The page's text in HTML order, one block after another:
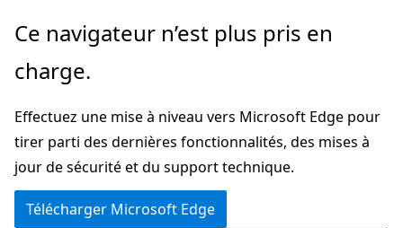
Passer
directement
au
principal
Ce navigateur n’est plus pris en
charge.
Effectuez une mise à niveau vers Microsoft Edge pour
tirer parti des dernières fonctionnalités, des mises à
jour de sécurité et du support technique.
Télécharger Microsoft Edge